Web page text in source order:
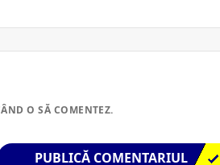
O SĂ COMENTEZ.